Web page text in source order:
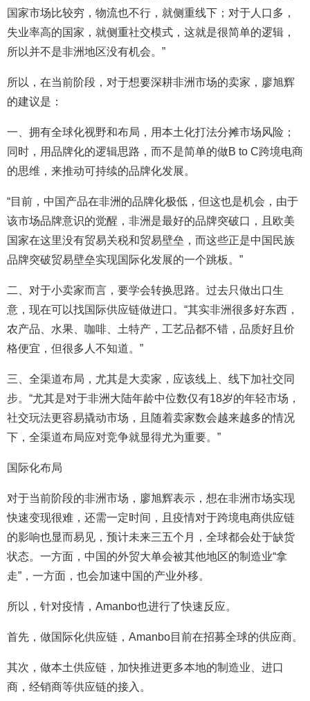
国家市场比较穷，物流也不行，就侧重线下；对于人口多，
失业率高的国家，就侧重社交模式，这就是很简单的逻辑，
所以并不是非洲地区没有机会。”
所以，在当前阶段，对于想要深耕非洲市场的卖家，廖旭辉
的建议是：
一、拥有全球化视野和布局，用本土化打法分摊市场风险；
同时，用品牌化的逻辑思路，而不是简单的做B to C跨境电商
的思维，来推动可持续的品牌化发展。
“目前，中国产品在非洲的品牌化极低，但这也是机会，由于
该市场品牌意识的觉醒，非洲是最好的品牌突破口，且欧美
国家在这里没有贸易关税和贸易壁垒，而这些正是中国民族
品牌突破贸易壁垒实现国际化发展的一个跳板。”
二、对于小卖家而言，要学会转换思路。过去只做出口生
意，现在可以找国际供应链做进口。“其实非洲很多好东西，
农产品、水果、咖啡、土特产，工艺品都不错，品质好且价
格便宜，但很多人不知道。”
三、全渠道布局，尤其是大卖家，应该线上、线下加社交同
步。“尤其是对于非洲大陆年龄中位数仅有18岁的年轻市场，
社交玩法更容易撬动市场，且随着卖家数会越来越多的情况
下，全渠道布局应对竞争就显得尤为重要。”
国际化布局
对于当前阶段的非洲市场，廖旭辉表示，想在非洲市场实现
快速变现很难，还需一定时间，且疫情对于跨境电商供应链
的影响也显而易见，预计未来三五个月，全球都会处于缺货
状态。一方面，中国的外贸大单会被其他地区的制造业“拿
走”，一方面，也会加速中国的产业外移。
所以，针对疫情，Amanbo也进行了快速反应。
首先，做国际化供应链，Amanbo目前在招募全球的供应商。
其次，做本土供应链，加快推进更多本地的制造业、进口
商，经销商等供应链的接入。